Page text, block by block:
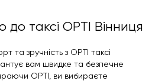
таксі OPTI Вінниця
та зручність з OPTI таксі
вам швидке та безпечне
OPTI, ви вибираєте